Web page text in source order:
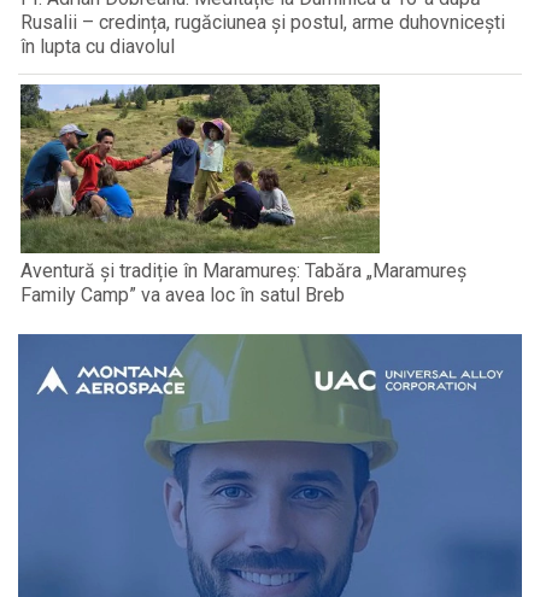
Rusalii – credința, rugăciunea și postul, arme duhovnicești
în lupta cu diavolul
Aventură și tradiție în Maramureș: Tabăra „Maramureș
Family Camp” va avea loc în satul Breb